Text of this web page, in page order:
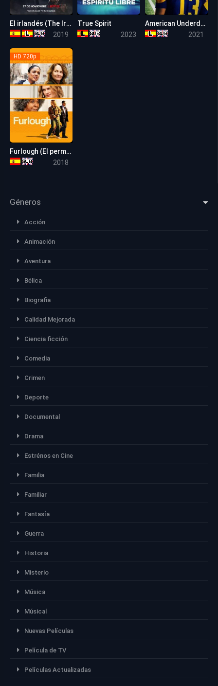
El irlandés (The Irishman)
2019
True Spirit
2023
American Underdog
2021
HD 720p
Furlough (El permiso)
2018
Géneros
Acción
Animación
Aventura
Bélica
Biografia
Calidad Mejorada
Ciencia ficción
Comedia
Crimen
Deporte
Documental
Drama
Estrénos en Cine
Familia
Familiar
Fantasía
Guerra
Historia
Misterio
Música
Músical
Nuevas Películas
Película de TV
Películas Actualizadas